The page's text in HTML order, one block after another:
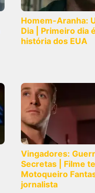
Homem-Aranha:
Dia | Primeiro dia
história dos EUA
Vingadores:
Secretas | Filme
Motoqueiro
jornalista